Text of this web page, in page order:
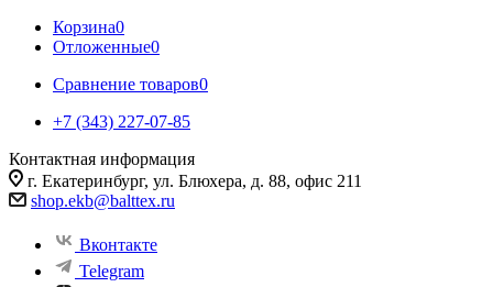
Корзина0
Отложенные0
Сравнение товаров0
+7 (343) 227-07-85
Контактная информация
г. Екатеринбург, ул. Блюхера, д. 88, офис 211
shop.ekb@balttex.ru
Вконтакте
Telegram